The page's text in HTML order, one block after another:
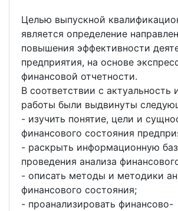
Целью выпускной
является определение
повышения эффективности
предприятия, на основе
финансовой отчетности.
В соответствии с актуальность
работы были выдвинуты
- изучить понятие, цели и
финансового состояния
- раскрыть информационную
проведения анализа
- описать методы и методики
финансового состояния;
- проанализировать финансово-